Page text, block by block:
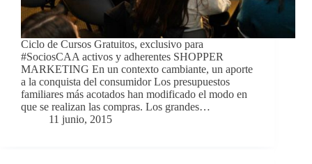
Ciclo de Cursos Gratuitos, exclusivo para
#SociosCAA activos y adherentes SHOPPER
MARKETING En un contexto cambiante, un aporte
a la conquista del consumidor Los presupuestos
familiares más acotados han modificado el modo en
que se realizan las compras. Los grandes…
11 junio, 2015